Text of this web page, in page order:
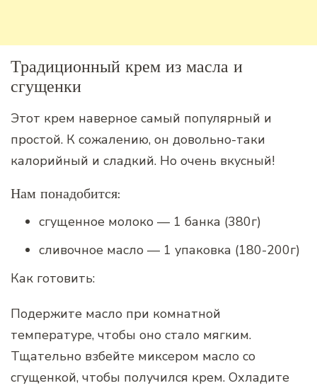
Традиционный крем из масла и
сгущенки
Этот крем наверное самый популярный и
простой. К сожалению, он довольно-таки
калорийный и сладкий. Но очень вкусный!
Нам понадобится:
сгущенное молоко — 1 банка (380г)
сливочное масло — 1 упаковка (180-200г)
Как готовить:
Подержите масло при комнатной
температуре, чтобы оно стало мягким.
Тщательно взбейте миксером масло со
сгущенкой, чтобы получился крем. Охладите